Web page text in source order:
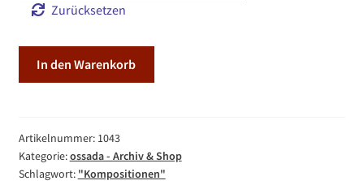
Zurücksetzen
Sognefjord
In den Warenkorb
Artikelnummer: 1043
Kategorie:ossada - Archiv & Shop
Schlagwort: "Kompositionen"